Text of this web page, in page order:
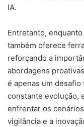
IA.
Entretanto,
também oferece
reforçando a
abordagens
é apenas um desafio
constante evolução,
enfrentar os
vigilância e a